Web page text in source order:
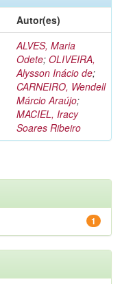
Autor(es)
ALVES, Maria
Odete; OLIVEIRA,
Alysson Inácio de;
CARNEIRO, Wendell
Márcio Araújo;
MACIEL, Iracy
Soares Ribeiro
1